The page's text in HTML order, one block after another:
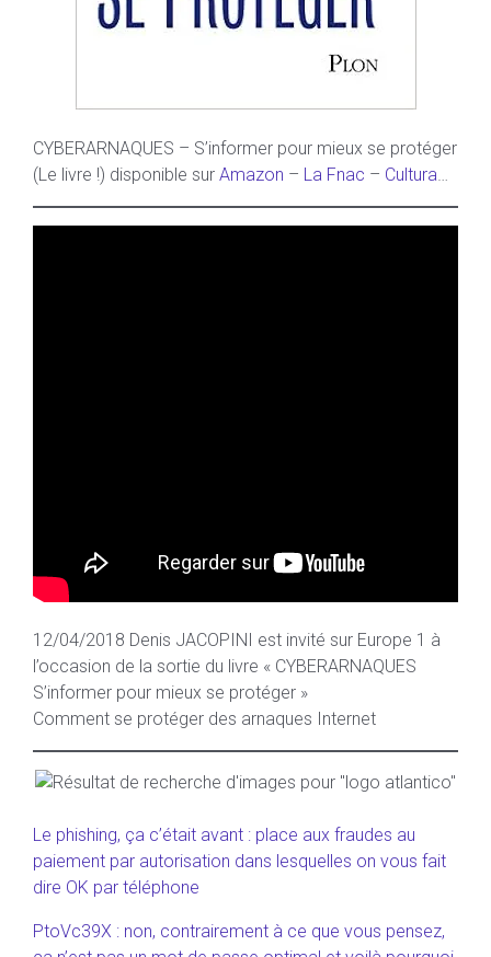
CYBERARNAQUES – S’informer pour mieux se protéger
(Le livre !) disponible sur Amazon – La Fnac – Cultura…
12/04/2018 Denis JACOPINI est invité sur Europe 1 à
l’occasion de la sortie du livre « CYBERARNAQUES
S’informer pour mieux se protéger »
Comment se protéger des arnaques Internet
Le phishing, ça c’était avant : place aux fraudes au
paiement par autorisation dans lesquelles on vous fait
dire OK par téléphone
PtoVc39X : non, contrairement à ce que vous pensez,